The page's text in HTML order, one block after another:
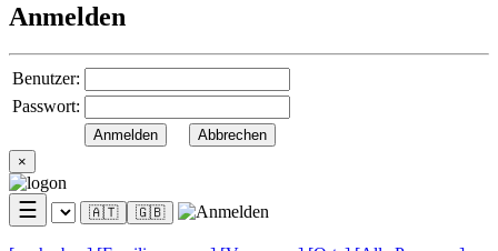
Anmelden
Benutzer:
Passwort:
×
☰ 🇦🇹 🇬🇧